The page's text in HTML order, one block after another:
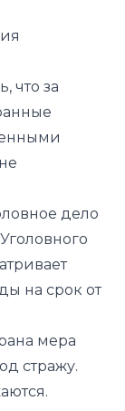
что за
дело
на срок от
мера
стражу.